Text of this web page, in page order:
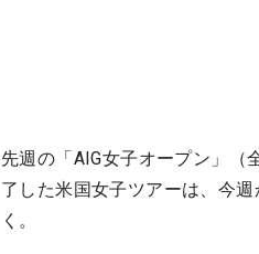
先週の「AIG女子オープン」（
了した米国女子ツアーは、今
く。